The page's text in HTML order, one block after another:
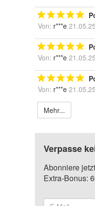
Von: r***e 21.05.25
Von: r***e 21.05.25
Von: r***e 21.05.25
Mehr...
Verpasse
Abonniere
Extra-Bonus: